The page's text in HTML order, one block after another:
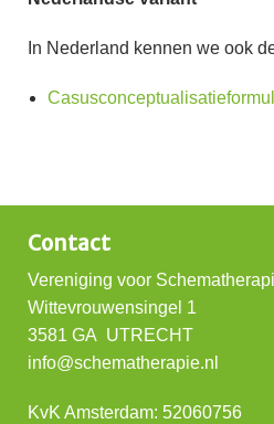
In Nederland kennen we ook
Contact
Vereniging voor
Wittevrouwensingel 1
3581 GA UTRECHT
info@schematherapie.nl
KvK Amsterdam: 52060756